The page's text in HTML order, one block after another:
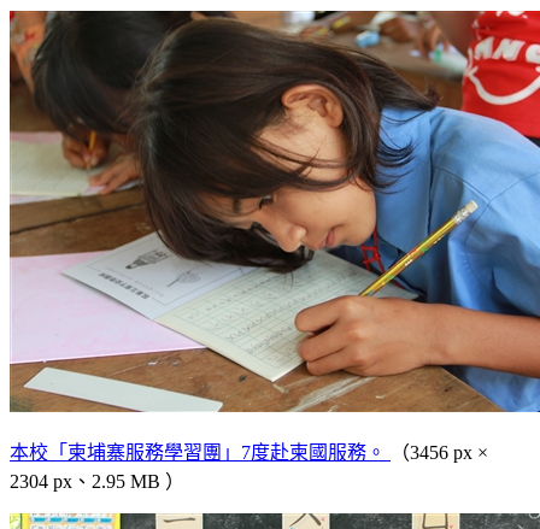
本校「柬埔寨服務學習團」7度赴柬國服務。
（3456 px ×
2304 px、2.95 MB ）